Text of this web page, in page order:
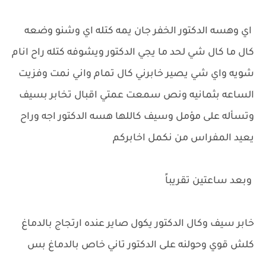
اي وهسه الدكتور الخفر جان يمه كتله اي وشنو وضعه
كال ما كال شي لحد ما يجي الدكتور ويشوفه كتله راح انام
شويه واي شي يصير خابرني كال تمام واني نمت وفزيت
الساعه بثمانيه ونص سمعت عمتي اقبال تخابر بسيف
وتسأله على مؤمل وسيف كاللها هسه الدكتور اجه وراح
يعيد المفراس من نكمل اخابركم
وبعد ساعتين تقريباً
خابر سيف وكال الدكتور يكول صاير عنده ارتجاج بالدماغ
كلش قوي وحولنه على الدكتور تاني خاص بالدماغ بس